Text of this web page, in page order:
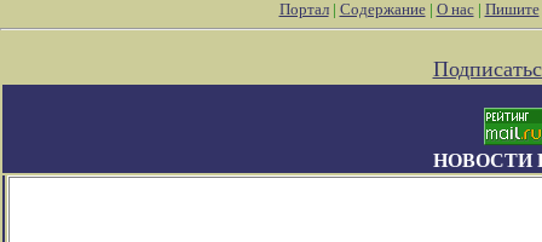
Портал| Содержание| О нас| Пишите
НОВОСТИ